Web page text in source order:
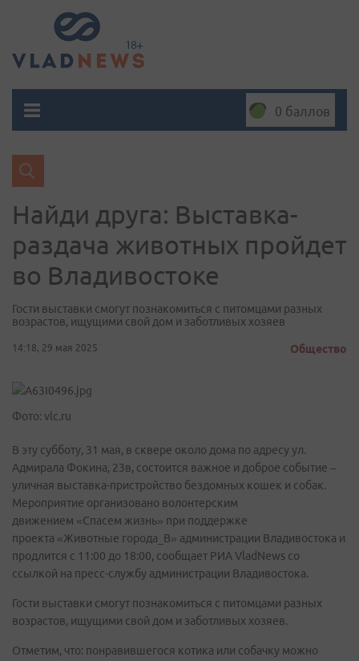
0 баллов
Найди друга: Выставка-
раздача животных пройдет
во Владивостоке
Гости выставки смогут познакомиться с питомцами разных
возрастов, ищущими свой дом и заботливых хозяев
14:18, 29 мая 2025 Общество
Фото: vlc.ru
В эту субботу, 31 мая, в сквере около дома по адресу ул.
Адмирала Фокина, 23в, состоится важное и доброе событие –
уличная выставка-пристройство бездомных кошек и собак.
Мероприятие организовано волонтерским
движением «Спасем жизнь» при поддержке
проекта «Животные города_В» администрации Владивостока и
продлится с 11:00 до 18:00, сообщает РИА VladNews со
ссылкой на пресс-службу администрации Владивостока.
Гости выставки смогут познакомиться с питомцами разных
возрастов, ищущими свой дом и заботливых хозяев.
Отметим, что: понравившегося котика или собачку можно